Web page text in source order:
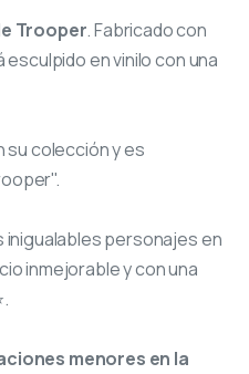
Trooper. Fabricado con
en vinilo con una
su colección y es
personajes en
inmejorable y con una
menores en la